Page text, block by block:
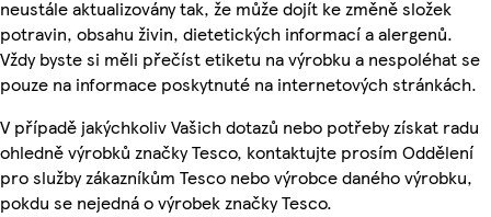
neustále aktualizovány tak, že může dojít ke změně složek
potravin, obsahu živin, dietetických informací a alergenů.
Vždy byste si měli přečíst etiketu na výrobku a nespoléhat se
pouze na informace poskytnuté na internetových stránkách.
V případě jakýchkoliv Vašich dotazů nebo potřeby získat radu
ohledně výrobků značky Tesco, kontaktujte prosím Oddělení
pro služby zákazníkům Tesco nebo výrobce daného výrobku,
pokdu se nejedná o výrobek značky Tesco.